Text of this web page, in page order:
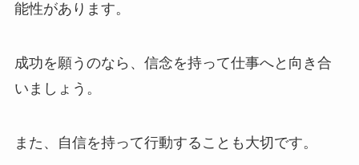
能性があります。
成功を願うのなら、信念を持って仕事へと向き合
いましょう。
また、自信を持って行動することも大切です。